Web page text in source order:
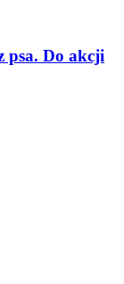
psa. Do akcji